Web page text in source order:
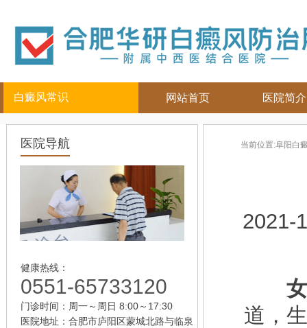
白癜风常识
儿童
女性
老年
头部
背部
网站首页 医院简介
医院导航
健康热线：
0551-65733120
门诊时间：周一～周日 8:00～17:30
医院地址：合肥市庐阳区蒙城北路与临泉
当前位置:阜阳白
2021-
道，